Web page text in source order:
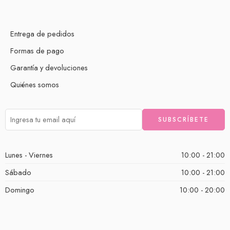
Entrega de pedidos
Formas de pago
Garantía y devoluciones
Quiénes somos
Lunes - Viernes
10:00 - 21:00
Sábado
10:00 - 21:00
Domingo
10:00 - 20:00